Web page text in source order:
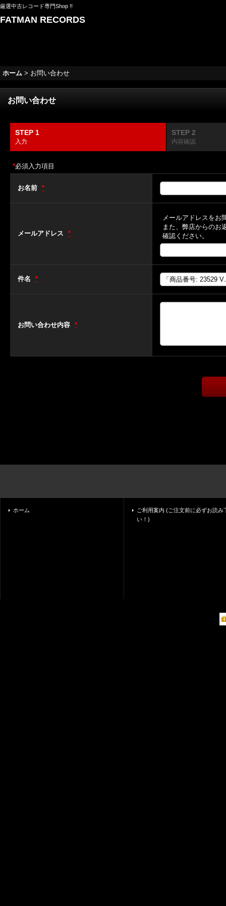
厳選中古レコード専門Shop !!
FATMAN RECORDS
ホーム > お問い合わせ
お問い合わせ
STEP 1
入力
STEP 2
内容確認
*必須入力項目
お名前 *
メールアドレス *
メールアドレスをお
また、弊店からのお
確認ください。
件名 *
お問い合わせ内容 *
ホーム
ご利用案内 (ご注文前に必ずお読み
い！)